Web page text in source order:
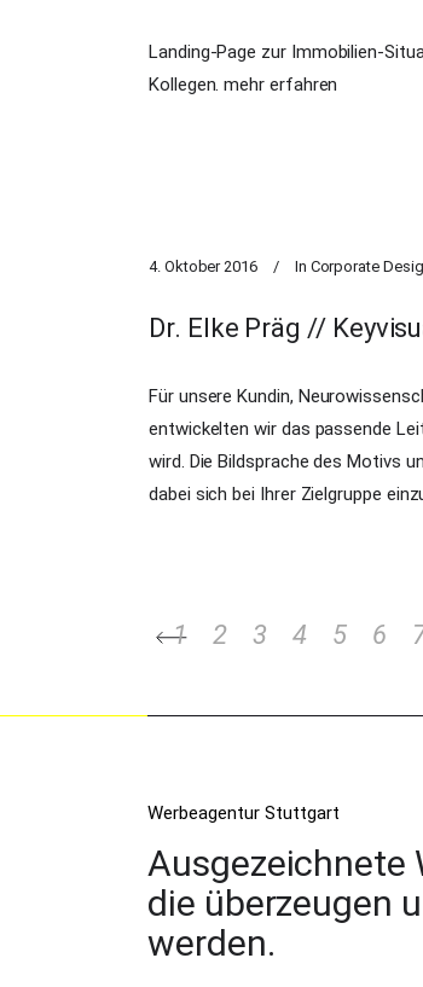
Landing-Page zur Immobilien-
Kollegen.mehr erfahren
4. Oktober 2016 In Corporate
Dr. Elke Präg //
Für unsere Kundin,
entwickelten wir das passende
wird. Die Bildsprache des Motivs
dabei sich bei Ihrer Zielgruppe
1 2 3 4 5 6
Werbeagentur Stuttgart
Ausgezeichnete
die überzeugen
werden.